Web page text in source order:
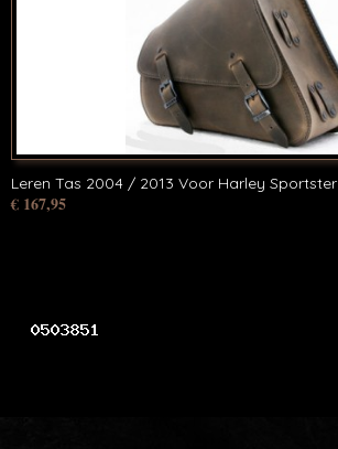
Leren Tas 2004 / 2013 Voor Harley Sportster
€ 167,95